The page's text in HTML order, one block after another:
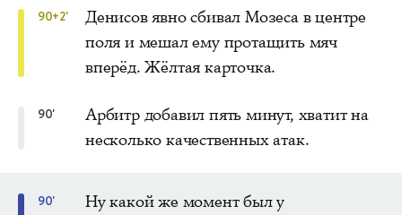
90+2'
Денисов явно сбивал Мозеса в центре
поля и мешал ему протащить мяч
вперёд. Жёлтая карточка.
90'
Арбитр добавил пять минут, хватит на
несколько качественных атак.
90'
Ну какой же момент был у